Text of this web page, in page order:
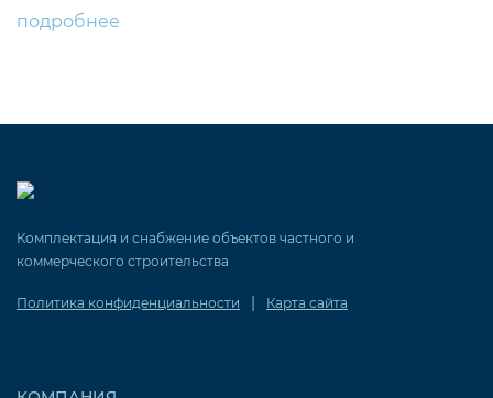
подробнее
Комплектация и снабжение объектов частного и
коммерческого строительства
Политика конфиденциальности | Карта сайта